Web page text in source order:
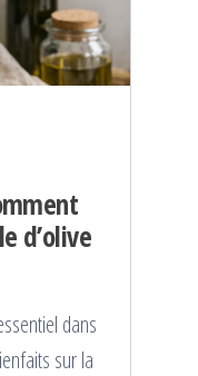
d’olive
dans
sur la